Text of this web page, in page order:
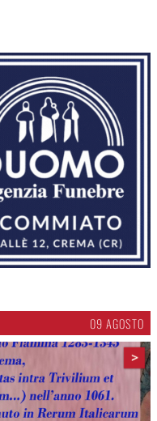
09 AGOSTO
>